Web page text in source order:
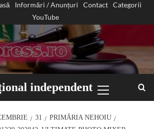
Informări / Anunțuri Contact
Categorii
YouTube
independent
Menu
31
PRIMĂRIA NEHOIU